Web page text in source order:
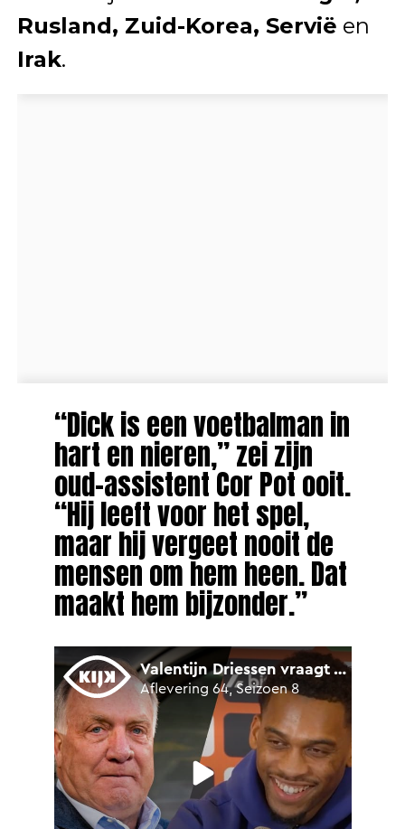
Rusland, Zuid-Korea, Servië en
Irak.
“Dick is een voetbalman in
hart en nieren,” zei zijn
oud-assistent Cor Pot ooit.
“Hij leeft voor het spel,
maar hij vergeet nooit de
mensen om hem heen. Dat
maakt hem bijzonder.”